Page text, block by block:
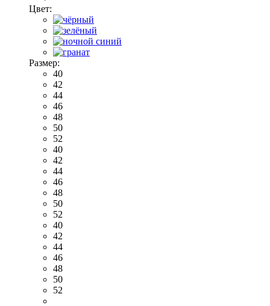
Цвет:
Размер:
40
42
44
46
48
50
52
40
42
44
46
48
50
52
40
42
44
46
48
50
52